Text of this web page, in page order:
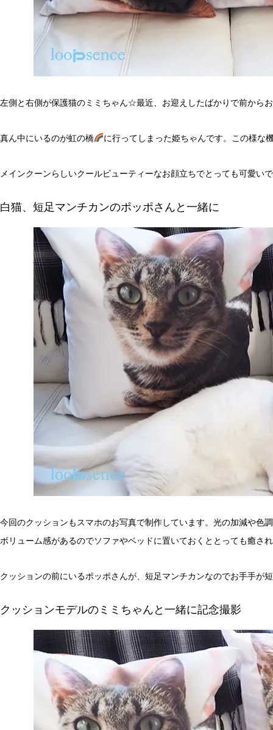
左側と右側が保護猫のミミちゃん☆最近、お迎えしたばかりで前から
真ん中にいるのが虹の橋 に行ってしまった姫ちゃんです。この様な
メインクーンらしいクールビューティーなお顔立ちでとっても可愛い
白猫、短足マンチカンのポッポさんと一緒に
今回のクッションもスマホのお写真で制作しています。光の加減や色
ボリューム感があるのでソファやベッドに置いておくととっても癒さ
クッションの前にいるポッポさんが、短足マンチカンなのでお手手が
クッションモデルのミミちゃんと一緒に記念撮影